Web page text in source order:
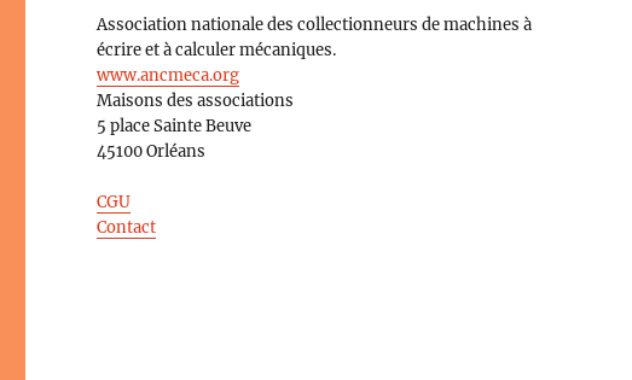
Association nationale des collectionneurs de machines à
écrire et à calculer mécaniques.
www.ancmeca.org
Maisons des associations
5 place Sainte Beuve
45100 Orléans
CGU
Contact